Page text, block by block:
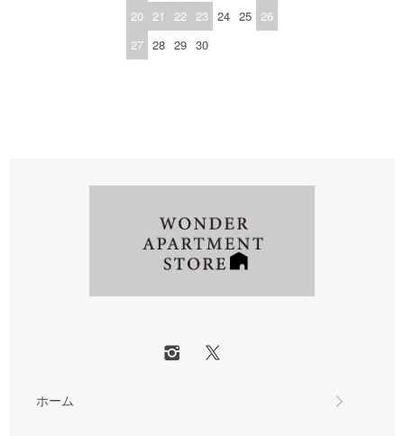
20 21 22 23 24 25 26
27 28 29 30
ホーム